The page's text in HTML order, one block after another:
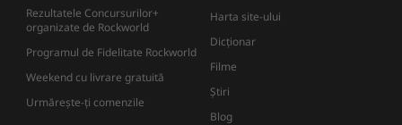
Rezultatele Concursurilor+
organizate de Rockworld
Programul de Fidelitate Rockworld
Weekend cu livrare gratuită
Urmărește-ți comenzile
Harta site-ului
Dicţionar
Filme
Știri
Blog